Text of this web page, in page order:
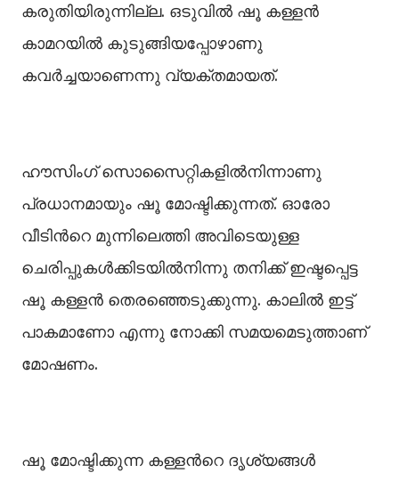
കരുതിയിരുന്നില്ല. ഒടുവില്‍ ഷൂ കള്ളൻ
കാമറയില്‍ കുടുങ്ങിയപ്പോഴാണു
കവർച്ചയാണെന്നു വ്യക്തമായത്.
ഹൗസിംഗ് സൊസൈറ്റികളില്‍നിന്നാണു
പ്രധാനമായും ഷൂ മോഷ്ടിക്കുന്നത്. ഓരോ
വീടിന്‍റെ മുന്നിലെത്തി അവിടെയുള്ള
ചെരിപ്പുകള്‍ക്കിടയില്‍നിന്നു തനിക്ക് ഇഷ്ടപ്പെട്ട
ഷൂ കള്ളൻ തെരഞ്ഞെടുക്കുന്നു. കാലില്‍ ഇട്ട്
പാകമാണോ എന്നു നോക്കി സമയമെടുത്താണ്
മോഷണം.
ഷൂ മോഷ്ടിക്കുന്ന കള്ളന്‍റെ ദൃശ്യങ്ങള്‍